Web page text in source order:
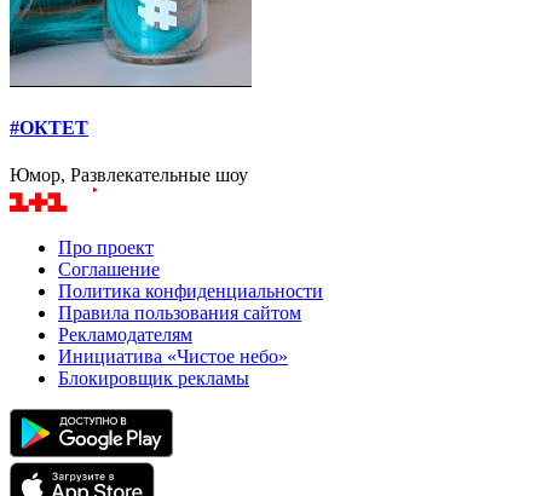
#ОКТЕТ
Юмор, Развлекательные шоу
Про проект
Соглашение
Политика конфиденциальности
Правила пользования сайтом
Рекламодателям
Инициатива «Чистое небо»
Блокировщик рекламы